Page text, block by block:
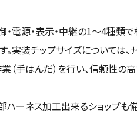
・電源・表示・中継の1～4種類
。実装チップサイズについては
（手はんだ）を行い、信頼性の
ハーネス加工出来るショップも